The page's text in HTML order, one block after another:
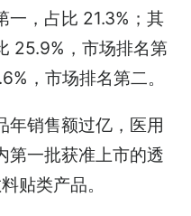
一，占比 21.3%；其
25.9%，市场排名第
，市场排名第二。
年销售额过亿，医用
第一批获准上市的透
贴类产品。